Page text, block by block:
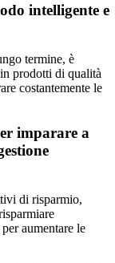
intelligente e
termine, è
prodotti di qualità
costantemente le
imparare a
di risparmio,
aumentare le